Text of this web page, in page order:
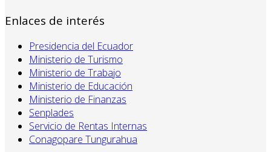
Enlaces de interés
Presidencia del Ecuador
Ministerio de Turismo
Ministerio de Trabajo
Ministerio de Educación
Ministerio de Finanzas
Senplades
Servicio de Rentas Internas
Conagopare Tungurahua